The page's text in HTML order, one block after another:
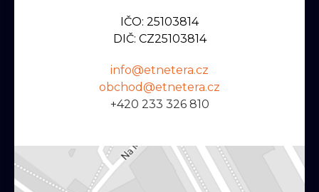
IČO: 25103814
DIČ: CZ25103814
info@etnetera.cz
obchod@etnetera.cz
+420 233 326 810